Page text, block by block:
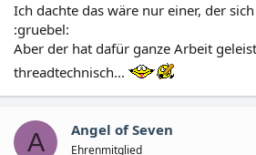
Ich dachte das wäre nur einer, der
:gruebel:
Aber der hat dafür ganze Arbeit
threadtechnisch...
A Angel of Seven
Ehrenmitglied